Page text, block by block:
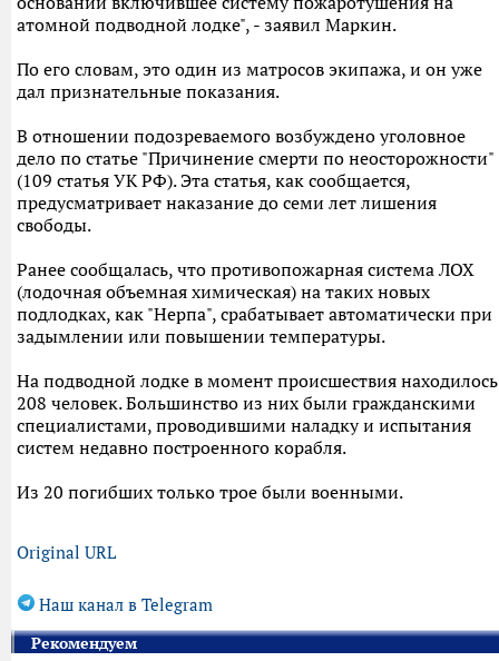
атомной подводной лодке", - заявил Маркин.
По его словам, это один из матросов экипажа, и он уже
дал признательные показания.
В отношении подозреваемого возбуждено уголовное
дело по статье "Причинение смерти по неосторожности"
(109 статья УК РФ). Эта статья, как сообщается,
предусматривает наказание до семи лет лишения
свободы.
Ранее сообщалась, что противопожарная система ЛОХ
(лодочная объемная химическая) на таких новых
подлодках, как "Нерпа", срабатывает автоматически при
задымлении или повышении температуры.
На подводной лодке в момент происшествия находилось
208 человек. Большинство из них были гражданскими
специалистами, проводившими наладку и испытания
систем недавно построенного корабля.
Из 20 погибших только трое были военными.
Original URL
Наш канал в Telegram
Рекомендуем